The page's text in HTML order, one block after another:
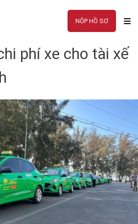
NỘP HỒ SƠ
phí xe cho tài xế